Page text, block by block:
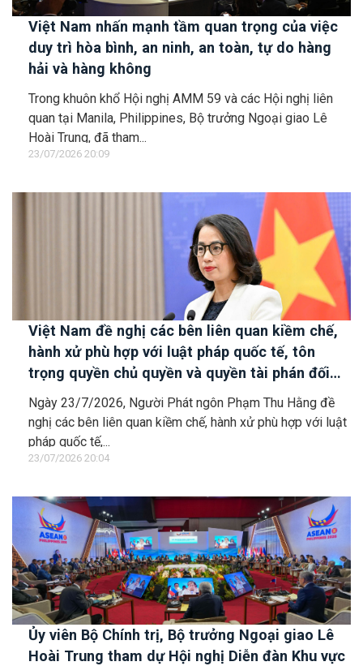
Việt Nam nhấn mạnh tầm quan trọng của việc
duy trì hòa bình, an ninh, an toàn, tự do hàng
hải và hàng không
Trong khuôn khổ Hội nghị AMM 59 và các Hội nghị liên
quan tại Manila, Philippines, Bộ trưởng Ngoại giao Lê
Hoài Trung, đã tham...
23/07/2026 20:09
Việt Nam đề nghị các bên liên quan kiềm chế,
hành xử phù hợp với luật pháp quốc tế, tôn
trọng quyền chủ quyền và quyền tài phán đối
với vùng đặc quyền kinh tế và thềm lục địa của
quốc gia ven biển
Ngày 23/7/2026, Người Phát ngôn Phạm Thu Hằng đề
nghị các bên liên quan kiềm chế, hành xử phù hợp với luật
pháp quốc tế,...
23/07/2026 20:04
Ủy viên Bộ Chính trị, Bộ trưởng Ngoại giao Lê
Hoài Trung tham dự Hội nghị Diễn đàn Khu vực